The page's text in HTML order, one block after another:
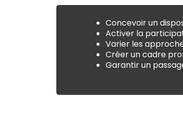
Concevoir un
Activer la
Varier les
Créer un cadre
Garantir un